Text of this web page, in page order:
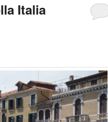
Italia